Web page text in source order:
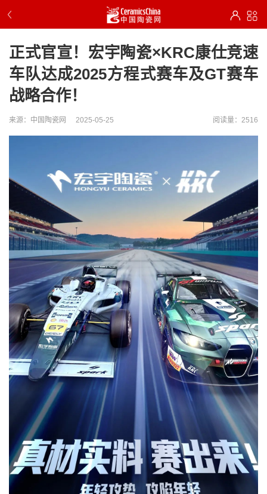
正式官宣！宏宇陶瓷×KRC康仕竞速
车队达成2025方程式赛车及GT赛车
战略合作！
来源：中国陶瓷网 2025-05-25 阅读量：2516